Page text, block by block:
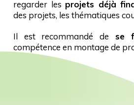
regarder les projets déjà
des projets, les thématiques
Il est recommandé de se
compétence en montage de